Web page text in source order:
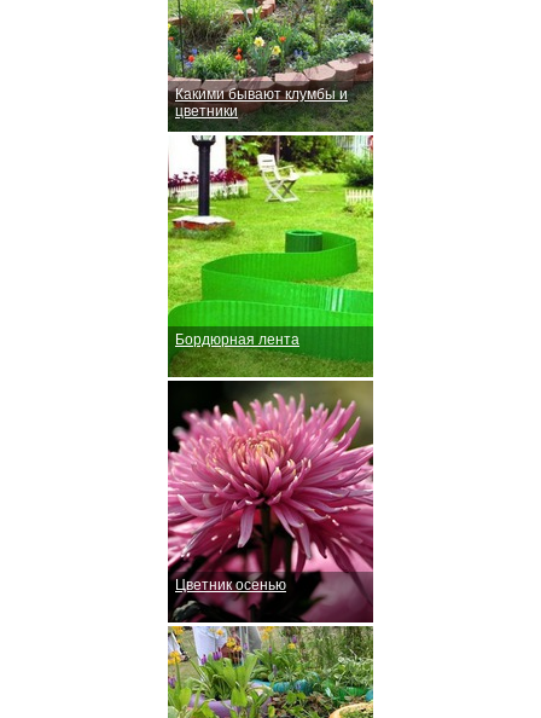
Какими бывают клумбы и
цветники
Бордюрная лента
Цветник осенью